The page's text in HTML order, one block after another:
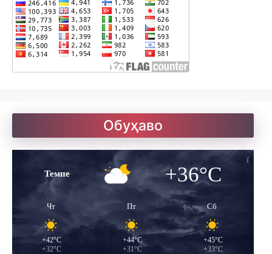
Саъдӣ. Гулистон
Улуғзода. Субҳи ҷавонӣ
Ҷомӣ – чанд ғазал
Обуҳаво
Темпе +36°C
Чт
+42°C
+32°C
Пт
+44°C
+31°C
Сб
+45°C
+33°C